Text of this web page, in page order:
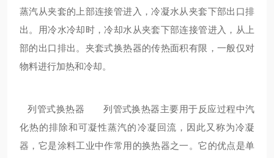
蒸汽从夹套的上部连接管进入，冷凝水从夹套下部出口排
出。用冷水冷却时，冷却水从夹套下部连接管进入，从上
部的出口排出。夹套式换热器的传热面积有限，一般仅对
物料进行加热和冷却。
列管式换热器 列管式换热器主要用于反应过程中汽
化热的排除和可凝性蒸汽的冷凝回流，因此又称为冷凝
器，它是涂料工业中作常用的换热器之一。它的优点是单